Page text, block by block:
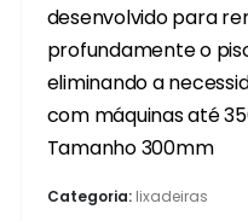
desenvolvido para
profundamente o
eliminando a
com máquinas até
Tamanho 300mm
Categoria: lixadeiras